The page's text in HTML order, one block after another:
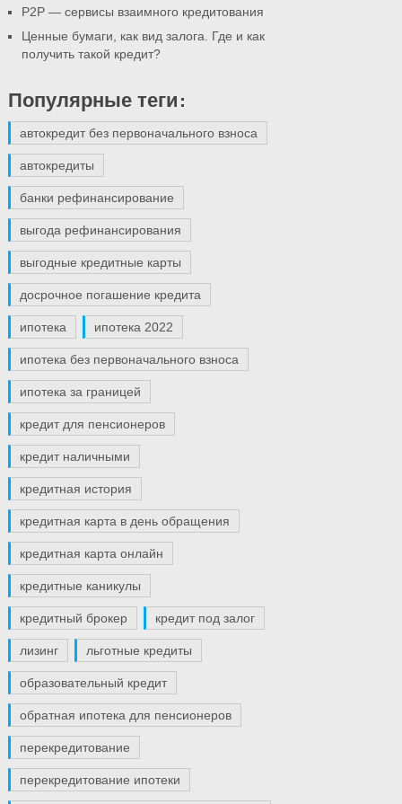
P2P — сервисы взаимного кредитования
Ценные бумаги, как вид залога. Где и как
получить такой кредит?
Популярные теги:
автокредит без первоначального взноса
автокредиты
банки рефинансирование
выгода рефинансирования
выгодные кредитные карты
досрочное погашение кредита
ипотека ипотека 2022
ипотека без первоначального взноса
ипотека за границей
кредит для пенсионеров
кредит наличными
кредитная история
кредитная карта в день обращения
кредитная карта онлайн
кредитные каникулы
кредитный брокер кредит под залог
лизинг льготные кредиты
образовательный кредит
обратная ипотека для пенсионеров
перекредитование
перекредитование ипотеки